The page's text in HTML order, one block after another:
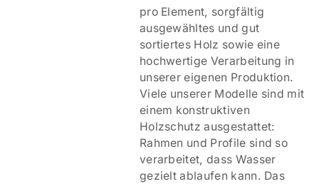
pro Element, sorgfältig
ausgewähltes und gut
sortiertes Holz sowie eine
hochwertige Verarbeitung in
unserer eigenen Produktion.
Viele unserer Modelle sind mit
einem konstruktiven
Holzschutz ausgestattet:
Rahmen und Profile sind so
verarbeitet, dass Wasser
gezielt ablaufen kann. Das